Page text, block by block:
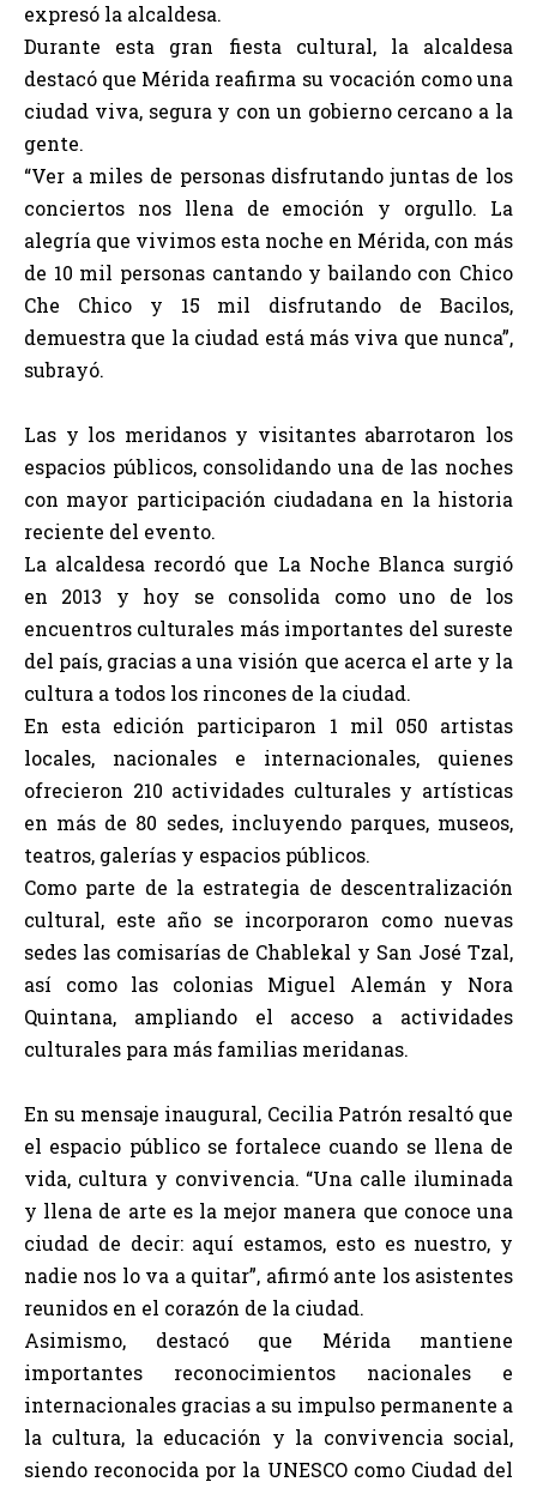
expresó la alcaldesa.
Durante esta gran fiesta cultural, la alcaldesa
destacó que Mérida reafirma su vocación como una
ciudad viva, segura y con un gobierno cercano a la
gente.
“Ver a miles de personas disfrutando juntas de los
conciertos nos llena de emoción y orgullo. La
alegría que vivimos esta noche en Mérida, con más
de 10 mil personas cantando y bailando con Chico
Che Chico y 15 mil disfrutando de Bacilos,
demuestra que la ciudad está más viva que nunca”,
subrayó.
Las y los meridanos y visitantes abarrotaron los
espacios públicos, consolidando una de las noches
con mayor participación ciudadana en la historia
reciente del evento.
La alcaldesa recordó que La Noche Blanca surgió
en 2013 y hoy se consolida como uno de los
encuentros culturales más importantes del sureste
del país, gracias a una visión que acerca el arte y la
cultura a todos los rincones de la ciudad.
En esta edición participaron 1 mil 050 artistas
locales, nacionales e internacionales, quienes
ofrecieron 210 actividades culturales y artísticas
en más de 80 sedes, incluyendo parques, museos,
teatros, galerías y espacios públicos.
Como parte de la estrategia de descentralización
cultural, este año se incorporaron como nuevas
sedes las comisarías de Chablekal y San José Tzal,
así como las colonias Miguel Alemán y Nora
Quintana, ampliando el acceso a actividades
culturales para más familias meridanas.
En su mensaje inaugural, Cecilia Patrón resaltó que
el espacio público se fortalece cuando se llena de
vida, cultura y convivencia. “Una calle iluminada
y llena de arte es la mejor manera que conoce una
ciudad de decir: aquí estamos, esto es nuestro, y
nadie nos lo va a quitar”, afirmó ante los asistentes
reunidos en el corazón de la ciudad.
Asimismo, destacó que Mérida mantiene
importantes reconocimientos nacionales e
internacionales gracias a su impulso permanente a
la cultura, la educación y la convivencia social,
siendo reconocida por la UNESCO como Ciudad del